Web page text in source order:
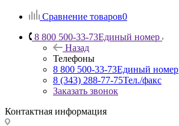
Сравнение товаров0
8 800 500-33-73Единый номер
Назад
Телефоны
8 800 500-33-73Единый номер
8 (343) 288-77-75Тел./факс
Заказать звонок
Контактная информация